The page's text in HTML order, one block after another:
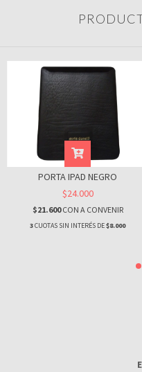
PORTA IPAD NEGRO
$24.000
$21.600CON A CONVENIR
3CUOTAS SIN INTERÉS DE$8.000